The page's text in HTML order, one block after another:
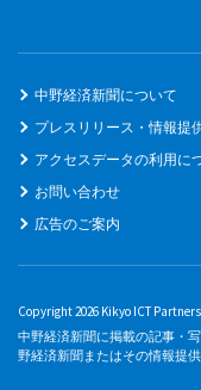
中野経済新聞について
プレスリリース・情報提
アクセスデータの利用に
お問い合わせ
広告のご案内
Copyright 2026 Kikyo ICT
中野経済新聞に掲載の記事・
野経済新聞またはその情報提供